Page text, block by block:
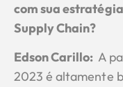
com sua
Supply Chain?
Edson Carillo: A
2023 é altamente